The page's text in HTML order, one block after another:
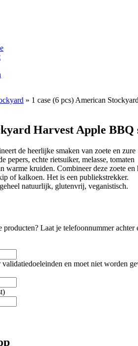
» 1 case (6 pcs) American
Harvest Apple BBQ
de heerlijke smaken van zoete en zure
pepers, echte rietsuiker, melasse, tomaten
warme kruiden. Combineer deze zoete en
of kalkoen. Het is een publiekstrekker.
natuurlijk, glutenvrij, veganistisch.
producten? Laat je telefoonnummer
en moet niet worden